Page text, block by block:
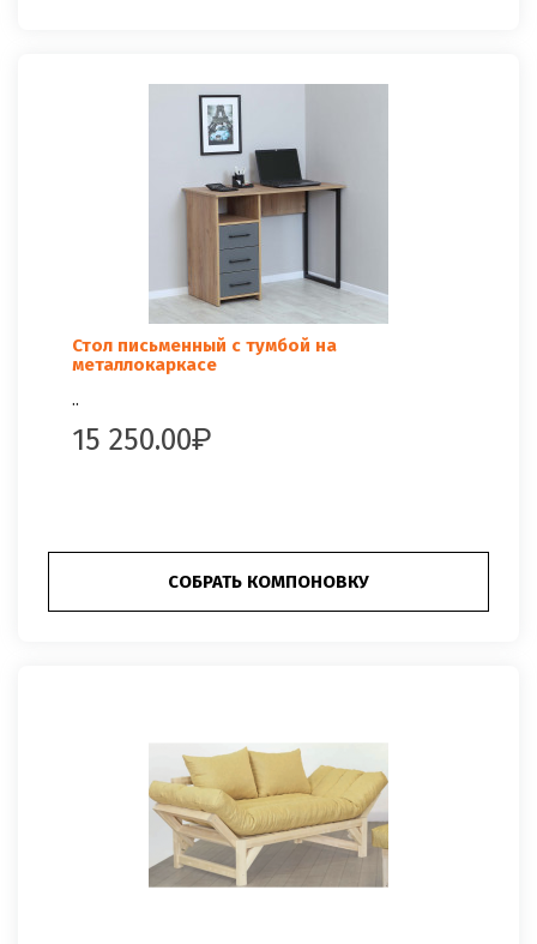
Стол письменный с тумбой на
металлокаркасе
..
15 250.00
СОБРАТЬ КОМПОНОВКУ